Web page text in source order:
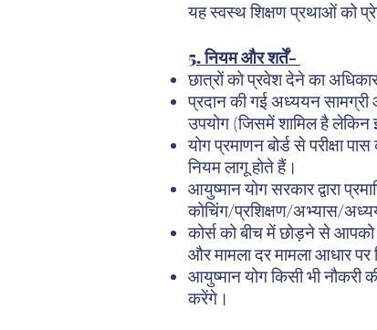
यह स्वस्थ शिक्षण प्रथाओं को
5. नियम और शर्तें-
छात्रों को प्रवेश देने का
प्रदान की गई अध्ययन
उपयोग (जिसमें शामिल है लेकिन
योग प्रमाणन बोर्ड से परीक्षा
नियम लागू होते हैं।
आयुष्मान योग सरकार द्वारा
कोचिंग/प्रशिक्षण/अभ्यास/
कोर्स को बीच में छोड़ने से आपको
और मामला दर मामला आधार पर
आयुष्मान योग किसी भी
करेंगे।